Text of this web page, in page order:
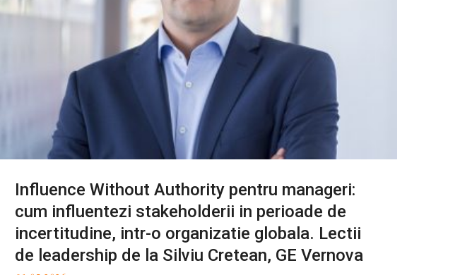
Influence Without Authority pentru manageri:
cum influentezi stakeholderii in perioade de
incertitudine, intr-o organizatie globala. Lectii
de leadership de la Silviu Cretean, GE Vernova